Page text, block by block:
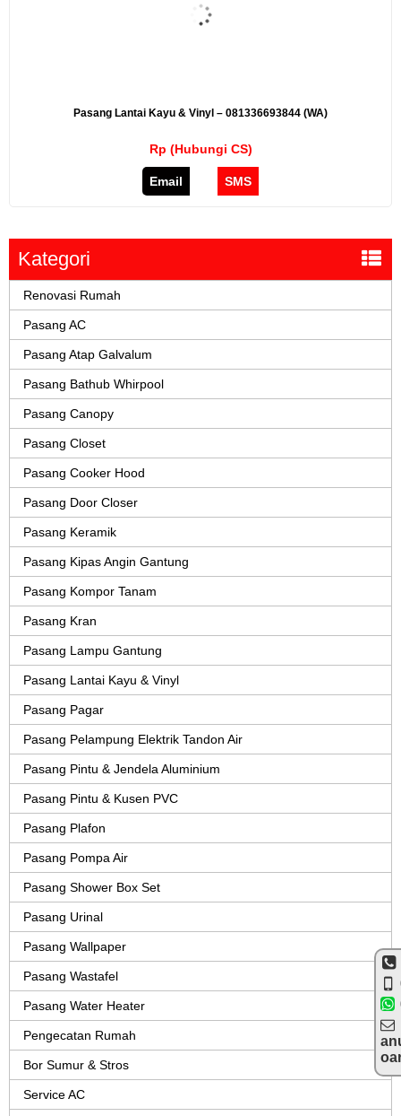
Pasang Lantai Kayu & Vinyl – 081336693844 (WA)
Rp (Hubungi CS)
Email SMS
Kategori
Renovasi Rumah
Pasang AC
Pasang Atap Galvalum
Pasang Bathub Whirpool
Pasang Canopy
Pasang Closet
Pasang Cooker Hood
Pasang Door Closer
Pasang Keramik
Pasang Kipas Angin Gantung
Pasang Kompor Tanam
Pasang Kran
Pasang Lampu Gantung
Pasang Lantai Kayu & Vinyl
Pasang Pagar
Pasang Pelampung Elektrik Tandon Air
Pasang Pintu & Jendela Aluminium
Pasang Pintu & Kusen PVC
Pasang Plafon
Pasang Pompa Air
Pasang Shower Box Set
Pasang Urinal
Pasang Wallpaper
Pasang Wastafel
Pasang Water Heater
Pengecatan Rumah
Bor Sumur & Stros
Service AC